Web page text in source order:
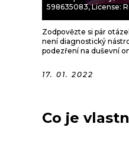
598635083, License:
Zodpovězte si pár
není diagnostický
podezření na duševní
17. 01. 2022
Co je